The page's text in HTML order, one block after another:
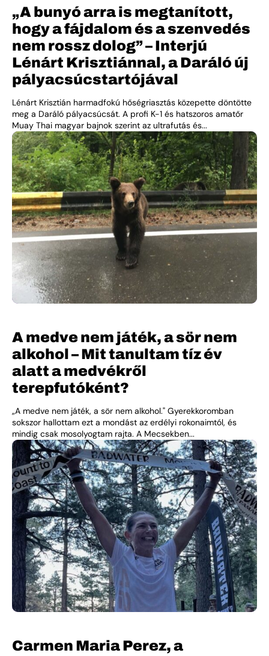
„A bunyó arra is megtanított,
hogy a fájdalom és a szenvedés
nem rossz dolog” – Interjú
Lénárt Krisztiánnal, a Daráló új
pályacsúcstartójával
Lénárt Krisztián harmadfokú hőségriasztás közepette döntötte
meg a Daráló pályacsúcsát. A profi K-1 és hatszoros amatőr
Muay Thai magyar bajnok szerint az ultrafutás és...
A medve nem játék, a sör nem
alkohol – Mit tanultam tíz év
alatt a medvékről
terepfutóként?
„A medve nem játék, a sör nem alkohol." Gyerekkoromban
sokszor hallottam ezt a mondást az erdélyi rokonaimtól, és
mindig csak mosolyogtam rajta. A Mecsekben...
Carmen Maria Perez, a